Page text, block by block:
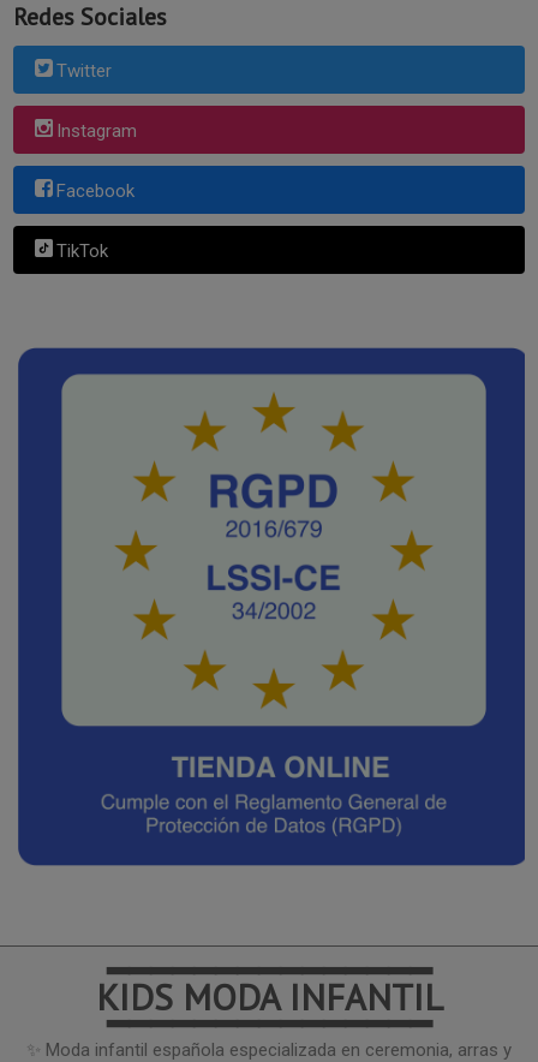
Redes Sociales
Twitter
Instagram
Facebook
TikTok
━━━━━━━━━━━━━━━
KIDS MODA INFANTIL
━━━━━━━━━━━━━━━
✨ Moda infantil española especializada en ceremonia, arras y